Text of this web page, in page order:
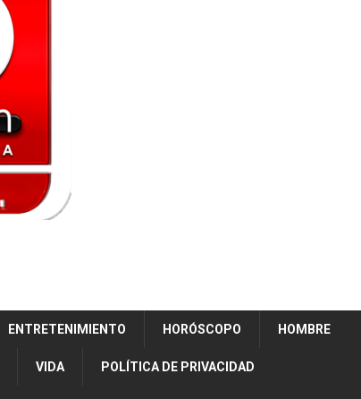
ENTRETENIMIENTO HORÓSCOPO HOMBRE
VIDA POLÍTICA DE PRIVACIDAD